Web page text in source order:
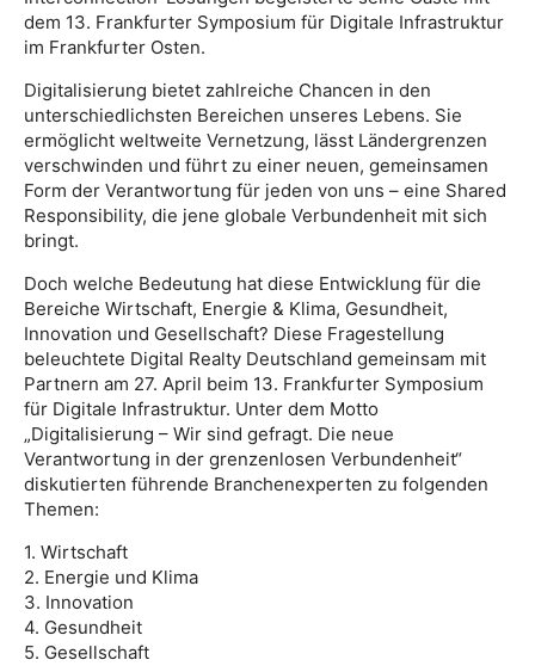
dem 13. Frankfurter Symposium für Digitale Infrastruktur
im Frankfurter Osten.
Digitalisierung bietet zahlreiche Chancen in den
unterschiedlichsten Bereichen unseres Lebens. Sie
ermöglicht weltweite Vernetzung, lässt Ländergrenzen
verschwinden und führt zu einer neuen, gemeinsamen
Form der Verantwortung für jeden von uns – eine Shared
Responsibility, die jene globale Verbundenheit mit sich
bringt.
Doch welche Bedeutung hat diese Entwicklung für die
Bereiche Wirtschaft, Energie & Klima, Gesundheit,
Innovation und Gesellschaft? Diese Fragestellung
beleuchtete Digital Realty Deutschland gemeinsam mit
Partnern am 27. April beim 13. Frankfurter Symposium
für Digitale Infrastruktur. Unter dem Motto
„Digitalisierung – Wir sind gefragt. Die neue
Verantwortung in der grenzenlosen Verbundenheit“
diskutierten führende Branchenexperten zu folgenden
Themen:
1. Wirtschaft
2. Energie und Klima
3. Innovation
4. Gesundheit
5. Gesellschaft